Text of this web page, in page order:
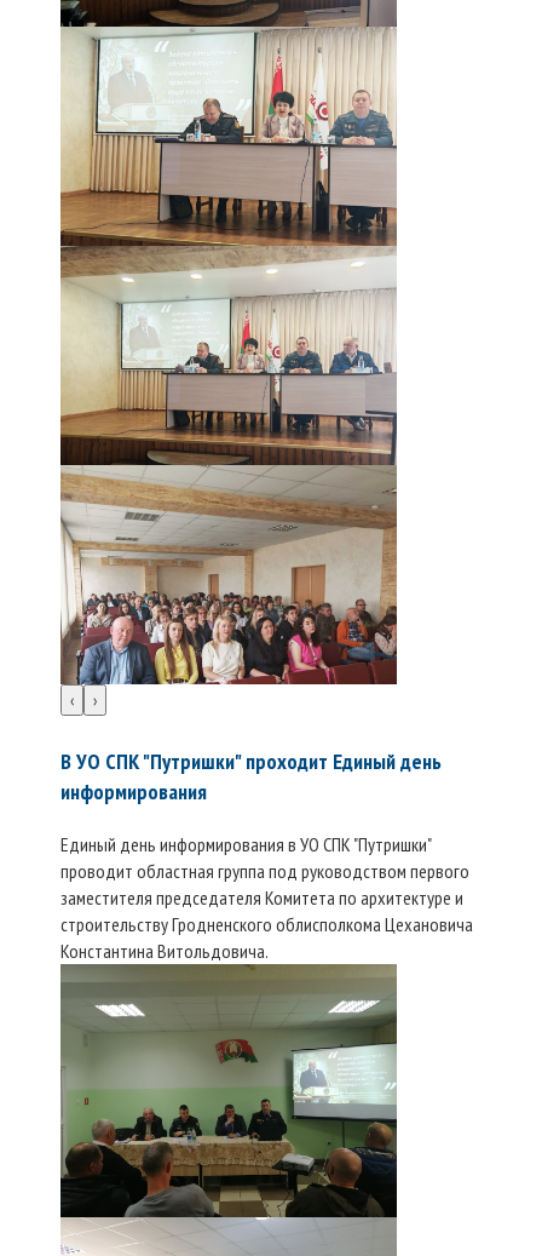
‹ ›
В УО СПК "Путришки" проходит Единый день
информирования
Единый день информирования в УО СПК "Путришки"
проводит областная группа под руководством первого
заместителя председателя Комитета по архитектуре и
строительству Гродненского облисполкома Цехановича
Константина Витольдовича.